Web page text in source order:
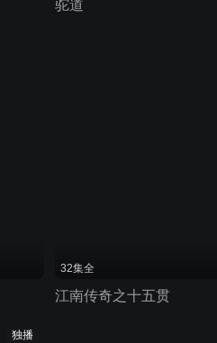
驼道
32集全
江南传奇之十五贯
独播